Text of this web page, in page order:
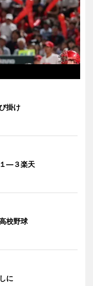
掛け
―３楽天
校野球
に